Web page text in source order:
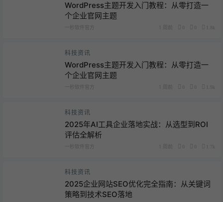
WordPress主题开发入门教程：从零打造一
个企业官网主题
一秒软件官方 1 周前 1.8k
科技资讯
WordPress主题开发入门教程：从零打造一
个企业官网主题
一秒软件官方 1 周前 1.9k
科技资讯
2025年AI工具企业落地实战：从选型到ROI
评估全解析
一秒软件官方 1 周前 1.7k
科技资讯
2025企业网站SEO优化完全指南：从关键词
策略到技术SEO落地